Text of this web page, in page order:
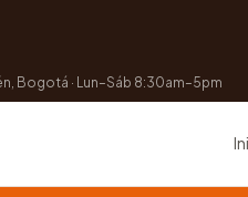
Bogotá · Lun–Sáb 8:30am–5pm